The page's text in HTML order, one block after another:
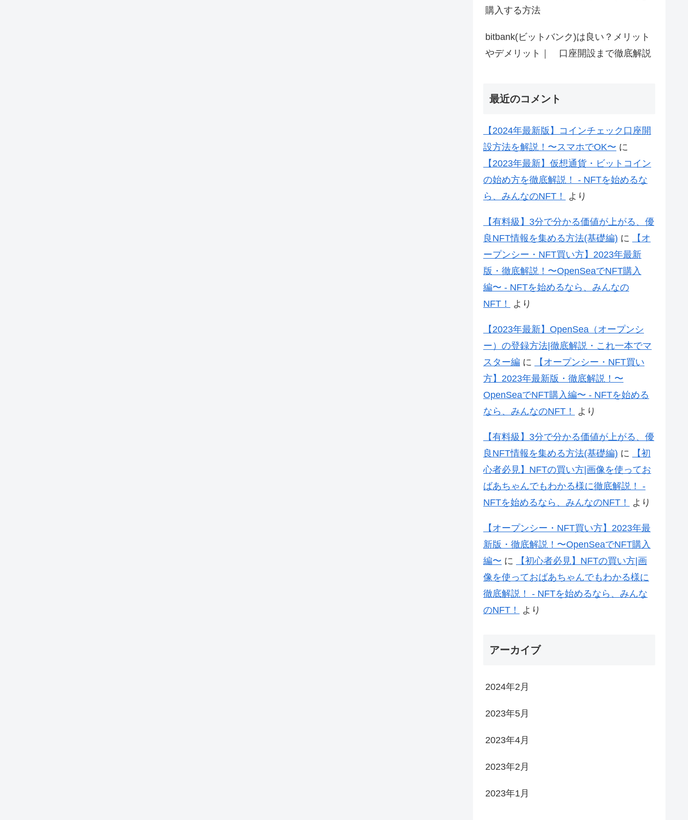
購入する方法
bitbank(ビットバンク)は良い？メリット
やデメリット｜ 口座開設まで徹底解説
最近のコメント
【2024年最新版】コインチェック口座開
設方法を解説！〜スマホでOK〜 に
【2023年最新】仮想通貨・ビットコイン
の始め方を徹底解説！ - NFTを始めるな
ら、みんなのNFT！
より
【有料級】3分で分かる価値が上がる、優
良NFT情報を集める方法(基礎編) に
【オ
ープンシー・NFT買い方】2023年最新
版・徹底解説！〜OpenSeaでNFT購入
編〜 - NFTを始めるなら、みんなの
NFT！
より
【2023年最新】OpenSea（オープンシ
ー）の登録方法|徹底解説・これ一本でマ
スター編 に
【オープンシー・NFT買い
方】2023年最新版・徹底解説！〜
OpenSeaでNFT購入編〜 - NFTを始める
なら、みんなのNFT！
より
【有料級】3分で分かる価値が上がる、優
良NFT情報を集める方法(基礎編) に
【初
心者必見】NFTの買い方|画像を使ってお
ばあちゃんでもわかる様に徹底解説！ -
NFTを始めるなら、みんなのNFT！
より
【オープンシー・NFT買い方】2023年最
新版・徹底解説！〜OpenSeaでNFT購入
編〜 に
【初心者必見】NFTの買い方|画
像を使っておばあちゃんでもわかる様に
徹底解説！ - NFTを始めるなら、みんな
のNFT！
より
アーカイブ
2024年2月
2023年5月
2023年4月
2023年2月
2023年1月